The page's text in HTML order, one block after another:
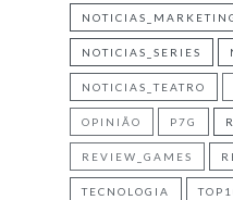
NOTICIAS_SERIES
NOTICIAS_TEATRO
OPINIÃO P7G
REVIEW_GAMES
TECNOLOGIA